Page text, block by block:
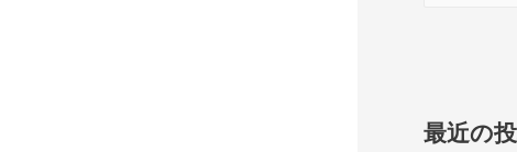
最近の